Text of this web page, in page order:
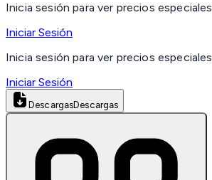
Inicia sesión para ver precios especiales
Iniciar Sesión
Inicia sesión para ver precios especiales
Iniciar Sesión
DescargasDescargas